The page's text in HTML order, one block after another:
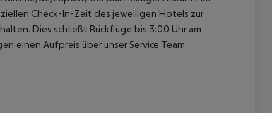
Check-In-Zeit des jeweiligen Hotels zur
Dies schließt Rückflüge bis 3:00 Uhr am
einen Aufpreis über unser Service Team